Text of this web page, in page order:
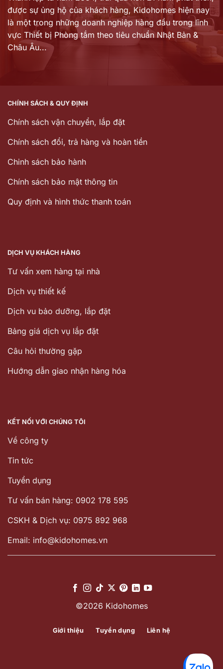
được sự ủng hộ của khách hàng, Kidohomes hiện nay
là một trong những doanh nghiệp hàng đầu trong lĩnh
vực Thiết bị Phòng tắm theo tiêu chuẩn Nhật Bản &
Châu Âu...
CHÍNH SÁCH & QUY ĐỊNH
Chính sách vận chuyển, lắp đặt
Chính sách đổi, trả hàng và hoàn tiền
Chinh sách bảo hành
Chính sách bảo mật thông tin
Quy định và hình thức thanh toán
DỊCH VỤ KHÁCH HÀNG
Tư vấn xem hàng tại nhà
Dịch vụ thiết kế
Dịch vu bảo dưỡng, lắp đặt
Bảng giá dịch vụ lắp đặt
Câu hỏi thường gặp
Hướng dẫn giao nhận hàng hóa
KẾT NỐI VỚI CHÚNG TÔI
Về công ty
Tin tức
Tuyển dụng
Tư vấn bán hàng: 0902 178 595
CSKH & Dịch vụ: 0975 892 968
Email: info@kidohomes.vn
©2026 Kidohomes
Giới thiệu Tuyển dụng Liên hệ